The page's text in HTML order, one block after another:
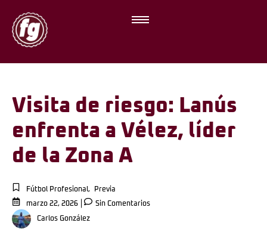
Visita de riesgo: Lanús
enfrenta a Vélez, líder
de la Zona A
Fútbol Profesional,
Previa
marzo 22, 2026
Sin Comentarios
Carlos González